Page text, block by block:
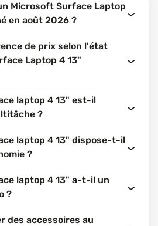
Microsoft Surface Laptop
en août 2026 ?
de prix selon l'état
Laptop 4 13"
laptop 4 13" est-il
?
laptop 4 13" dispose-t-il
?
laptop 4 13" a-t-il un
?
des accessoires au